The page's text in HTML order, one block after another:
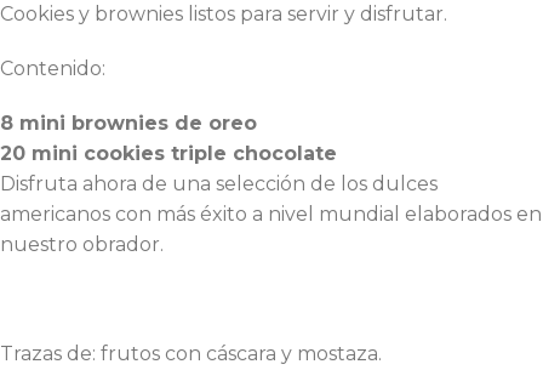
Cookies y brownies listos para servir y disfrutar.
Contenido:
8 mini brownies de oreo
20 mini cookies triple chocolate
Disfruta ahora de una selección de los dulces
americanos con más éxito a nivel mundial elaborados en
nuestro obrador.
Trazas de: frutos con cáscara y mostaza.